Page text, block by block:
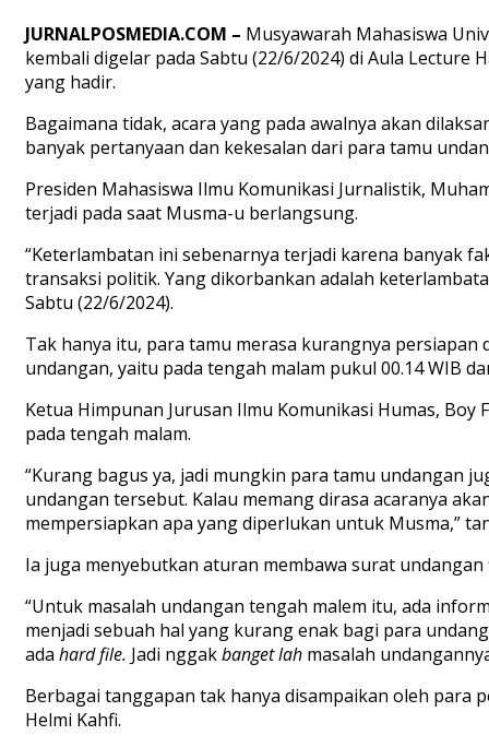
JURNALPOSMEDIA.COM – Musyawarah Mahasiswa
kembali digelar pada Sabtu (22/6/2024) di Aula
yang hadir.
Bagaimana tidak, acara yang pada awalnya akan
banyak pertanyaan dan kekesalan dari para tamu
Presiden Mahasiswa Ilmu Komunikasi Jurnalistik,
terjadi pada saat Musma-u berlangsung.
“Keterlambatan ini sebenarnya terjadi karena banyak
transaksi politik. Yang dikorbankan adalah
Sabtu (22/6/2024).
Tak hanya itu, para tamu merasa kurangnya
undangan, yaitu pada tengah malam pukul 00.14 WIB
Ketua Himpunan Jurusan Ilmu Komunikasi Humas,
pada tengah malam.
“Kurang bagus ya, jadi mungkin para tamu undangan
undangan tersebut. Kalau memang dirasa acaranya
mempersiapkan apa yang diperlukan untuk Musma,”
Ia juga menyebutkan aturan membawa surat
“Untuk masalah undangan tengah malem itu, ada
menjadi sebuah hal yang kurang enak bagi para
ada hard file. Jadi nggakbangetlah masalah
Berbagai tanggapan tak hanya disampaikan oleh para
Helmi Kahfi.